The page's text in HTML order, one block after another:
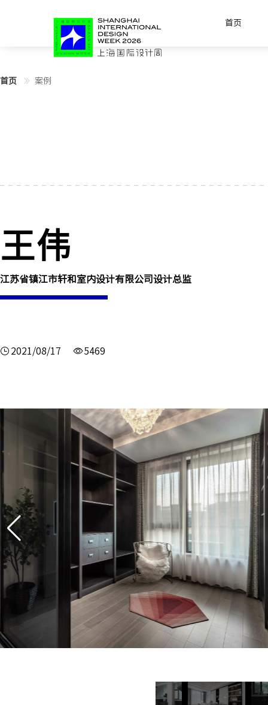
首页
首页 案例
王伟
江苏省镇江市轩和室内设计有限公司设计总监
2021/08/17 5469